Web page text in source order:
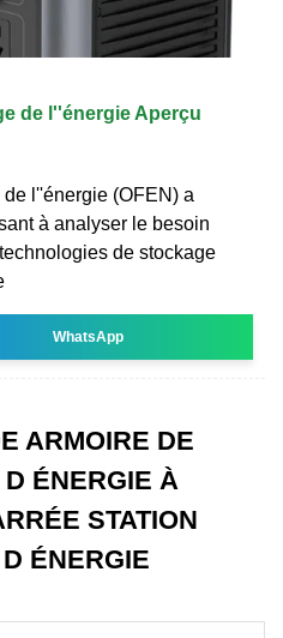
de l''énergie Aperçu
l''énergie (OFEN) a
à analyser le besoin
de stockage
WhatsApp
ARMOIRE DE
ÉNERGIE À
STATION
ÉNERGIE